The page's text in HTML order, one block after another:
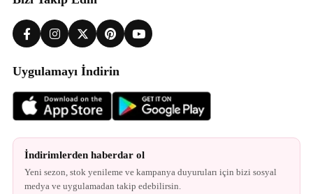
Uygulamayı İndirin
İndirimlerden haberdar ol
Yeni sezon, stok yenileme ve kampanya duyuruları için bizi sosyal
medya ve uygulamadan takip edebilirsin.